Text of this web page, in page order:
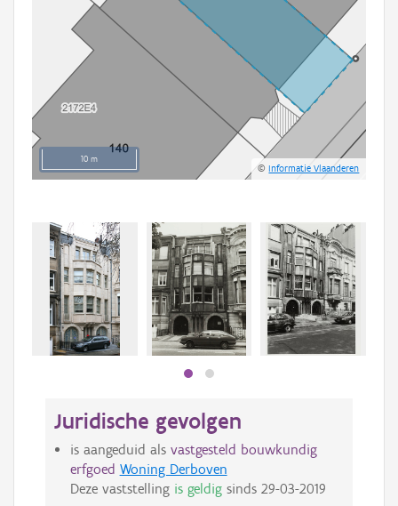
10 m
©Informatie Vlaanderen
Juridische gevolgen
is aangeduid als vastgesteld bouwkundig
erfgoed Woning Derboven
Deze vaststelling is geldigsinds 29-03-2019